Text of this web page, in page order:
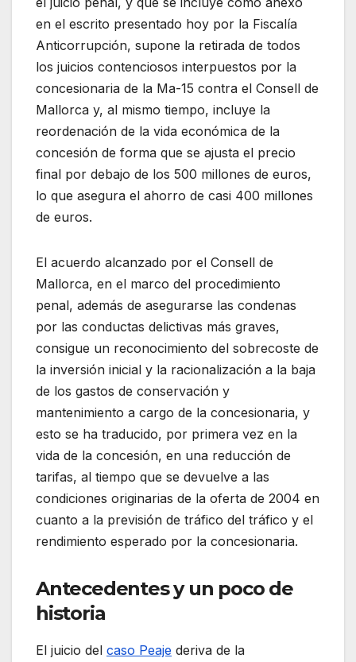
en el escrito presentado hoy por la Fiscalía
Anticorrupción, supone la retirada de todos
los juicios contenciosos interpuestos por la
concesionaria de la Ma-15 contra el Consell de
Mallorca y, al mismo tiempo, incluye la
reordenación de la vida económica de la
concesión de forma que se ajusta el precio
final por debajo de los 500 millones de euros,
lo que asegura el ahorro de casi 400 millones
de euros.
El acuerdo alcanzado por el Consell de
Mallorca, en el marco del procedimiento
penal, además de asegurarse las condenas
por las conductas delictivas más graves,
consigue un reconocimiento del sobrecoste de
la inversión inicial y la racionalización a la baja
de los gastos de conservación y
mantenimiento a cargo de la concesionaria, y
esto se ha traducido, por primera vez en la
vida de la concesión, en una reducción de
tarifas, al tiempo que se devuelve a las
condiciones originarias de la oferta de 2004 en
cuanto a la previsión de tráfico del tráfico y el
rendimiento esperado por la concesionaria.
Antecedentes y un poco de
historia
El juicio del caso Peaje deriva de la